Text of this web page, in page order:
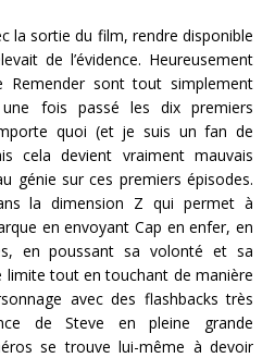
la sortie du film, rendre disponible
de l’évidence. Heureusement
Remender sont tout simplement
une fois passé les dix premiers
quoi (et je suis un fan de
cela devient vraiment mauvais
génie sur ces premiers épisodes.
la dimension Z qui permet à
en envoyant Cap en enfer, en
en poussant sa volonté et sa
limite tout en touchant de manière
avec des flashbacks très
de Steve en pleine grande
se trouve lui-même à devoir